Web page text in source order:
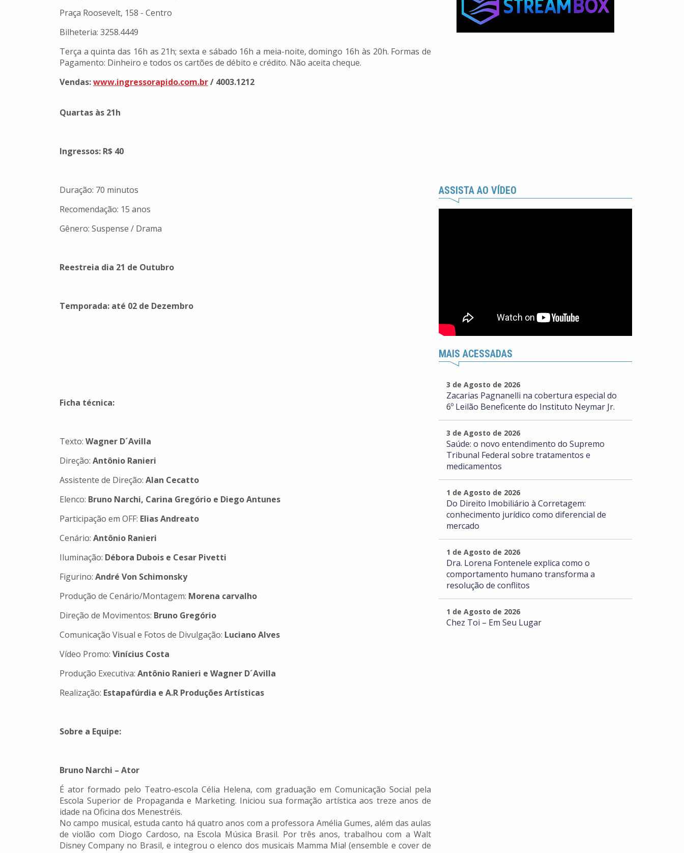
Praça Roosevelt, 158 - Centro
Bilheteria: 3258.4449
Terça a quinta das 16h as 21h; sexta e sábado 16h a meia-noite, domingo 16h às 20h. Formas de
Pagamento: Dinheiro e todos os cartões de débito e crédito. Não aceita cheque.
Vendas:www.ingressorapido.com.br/ 4003.1212
Quartas às 21h
Ingressos: R$ 40
Duração: 70 minutos
Recomendação: 15 anos
Gênero: Suspense / Drama
Reestreia dia 21 de Outubro
Temporada: até 02 de Dezembro
Ficha técnica:
Texto: Wagner D´Avilla
Direção: Antônio Ranieri
Assistente de Direção: Alan Cecatto
Elenco: Bruno Narchi, Carina Gregório e Diego Antunes
Participação em OFF: Elias Andreato
Cenário: Antônio Ranieri
Iluminação: Débora Dubois e Cesar Pivetti
Figurino: André Von Schimonsky
Produção de Cenário/Montagem: Morena carvalho
Direção de Movimentos: Bruno Gregório
Comunicação Visual e Fotos de Divulgação: Luciano Alves
Vídeo Promo: Vinícius Costa
Produção Executiva: Antônio Ranieri e Wagner D´Avilla
Realização: Estapafúrdia e A.R Produções Artísticas
Sobre a Equipe:
Bruno Narchi – Ator
É ator formado pelo Teatro-escola Célia Helena, com graduação em Comunicação Social pela
Escola Superior de Propaganda e Marketing. Iniciou sua formação artística aos treze anos de
idade na Oficina dos Menestréis.
No campo musical, estuda canto há quatro anos com a professora Amélia Gumes, além das aulas
de violão com Diogo Cardoso, na Escola Música Brasil. Por três anos, trabalhou com a Walt
Disney Company no Brasil, e integrou o elenco dos musicais Mamma Mia! (ensemble e cover de
ASSISTA AO VÍDEO
MAIS ACESSADAS
3 de Agosto de 2026
Zacarias Pagnanelli na cobertura especial do
6º Leilão Beneficente do Instituto Neymar Jr.
3 de Agosto de 2026
Saúde: o novo entendimento do Supremo
Tribunal Federal sobre tratamentos e
medicamentos
1 de Agosto de 2026
Do Direito Imobiliário à Corretagem:
conhecimento jurídico como diferencial de
mercado
1 de Agosto de 2026
Dra. Lorena Fontenele explica como o
comportamento humano transforma a
resolução de conflitos
1 de Agosto de 2026
Chez Toi – Em Seu Lugar